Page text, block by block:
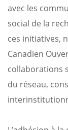
avec les
social de la
ces initiatives,
Canadien
collaborations
du réseau,